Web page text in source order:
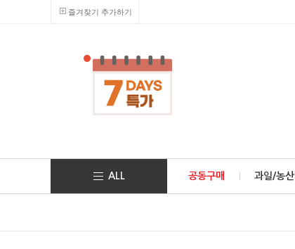
즐겨찾기 추가하기
ALL 공동구매 과일/농산